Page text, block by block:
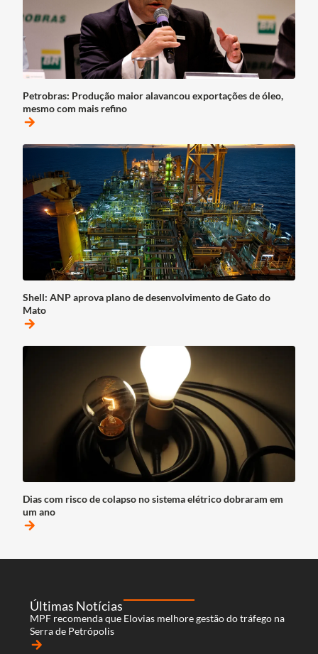
Petrobras: Produção maior alavancou exportações de óleo,
mesmo com mais refino
arrow_forward
Shell: ANP aprova plano de desenvolvimento de Gato do
Mato
arrow_forward
Dias com risco de colapso no sistema elétrico dobraram em
um ano
arrow_forward
Últimas Notícias
MPF recomenda que Elovias melhore gestão do tráfego na
Serra de Petrópolis
arrow_forward